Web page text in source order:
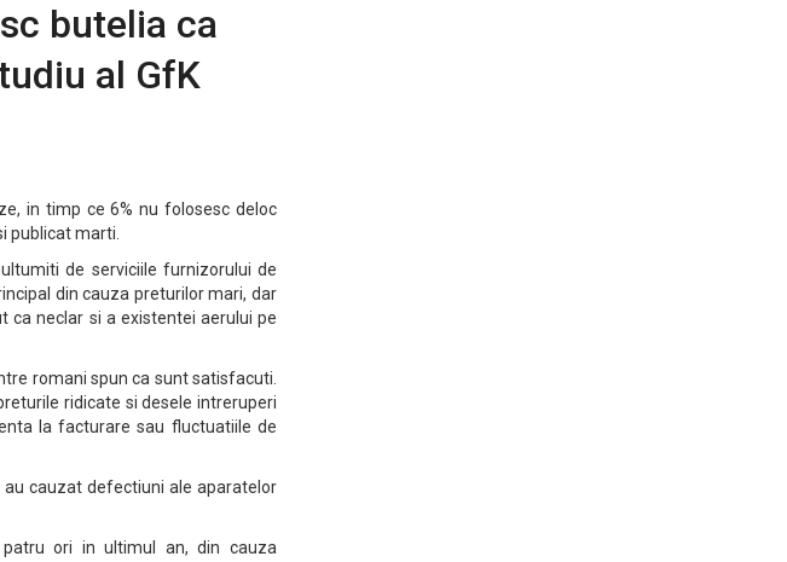
butelia ca
al GfK
in timp ce 6% nu folosesc deloc
publicat marti.
de serviciile furnizorului de
din cauza preturilor mari, dar
ca neclar si a existentei aerului pe
romani spun ca sunt satisfacuti.
ridicate si desele intreruperi
la facturare sau fluctuatiile de
au cauzat defectiuni ale aparatelor
ori in ultimul an, din cauza